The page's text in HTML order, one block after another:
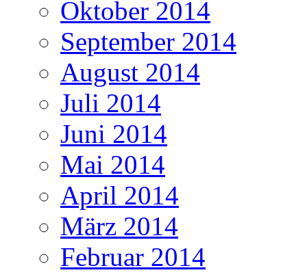
Oktober 2014
September 2014
August 2014
Juli 2014
Juni 2014
Mai 2014
April 2014
März 2014
Februar 2014